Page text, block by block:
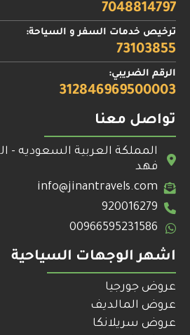
7048814797
ترخيص خدمات السفر و السياحة:
73103855
الرقم الضريبي:
312846969500003
تواصل معنا
المملكة العربية السعوديه -
فهد
info@jinantravels.com
920016279
00966595231586
اشهر الوجهات السياحية
عروض جورجيا
عروض المالديف
عروض سريلانكا